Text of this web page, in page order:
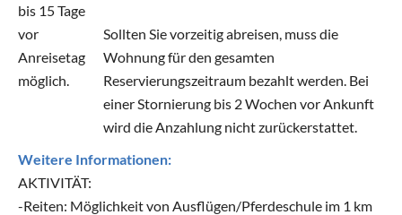
bis 15 Tage
vor
Anreisetag
möglich.
Sollten Sie vorzeitig abreisen, muss die
Wohnung für den gesamten
Reservierungszeitraum bezahlt werden. Bei
einer Stornierung bis 2 Wochen vor Ankunft
wird die Anzahlung nicht zurückerstattet.
Weitere Informationen:
AKTIVITÄT:
-Reiten: Möglichkeit von Ausflügen/Pferdeschule im 1 km